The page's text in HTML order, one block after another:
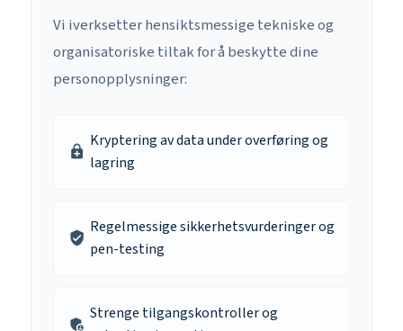
Vi iverksetter hensiktsmessige tekniske og
organisatoriske tiltak for å beskytte dine
personopplysninger:
enhanced_encryption
Kryptering av data under overføring og
lagring
verified_user
Regelmessige sikkerhetsvurderinger og
pen-testing
admin_panel_settings
Strenge tilgangskontroller og